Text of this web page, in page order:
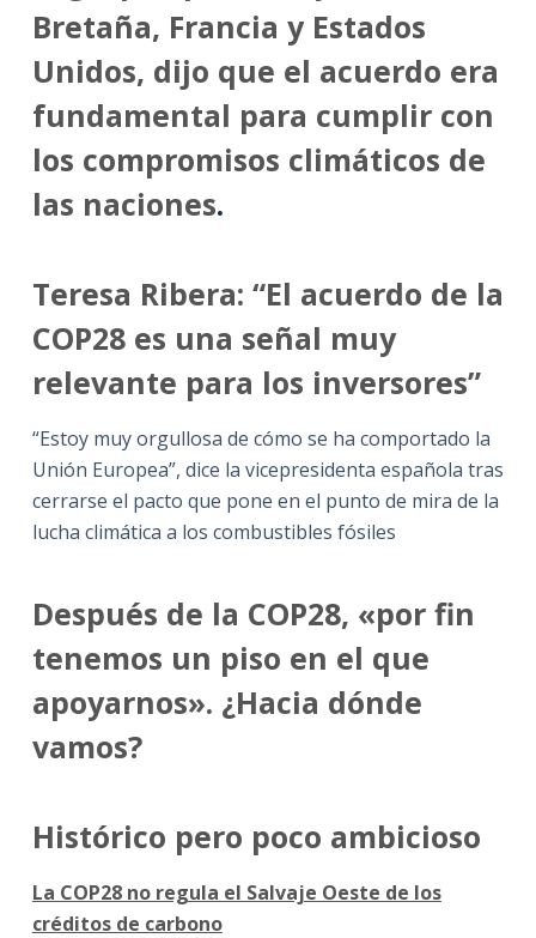
Bretaña, Francia y Estados
Unidos, dijo que el acuerdo era
fundamental para cumplir con
los compromisos climáticos de
las naciones.
Teresa Ribera: “El acuerdo de la
COP28 es una señal muy
relevante para los inversores”
“Estoy muy orgullosa de cómo se ha comportado la
Unión Europea”, dice la vicepresidenta española tras
cerrarse el pacto que pone en el punto de mira de la
lucha climática a los combustibles fósiles
Después de la COP28, «por fin
tenemos un piso en el que
apoyarnos». ¿Hacia dónde
vamos?
Histórico pero poco ambicioso
La COP28 no regula el Salvaje Oeste de los
créditos de carbono